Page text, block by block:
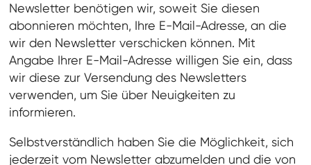
Newsletter benötigen wir, soweit Sie diesen
abonnieren möchten, Ihre E-Mail-Adresse, an die
wir den Newsletter verschicken können. Mit
Angabe Ihrer E-Mail-Adresse willigen Sie ein, dass
wir diese zur Versendung des Newsletters
verwenden, um Sie über Neuigkeiten zu
informieren.
Selbstverständlich haben Sie die Möglichkeit, sich
jederzeit vom Newsletter abzumelden und die von